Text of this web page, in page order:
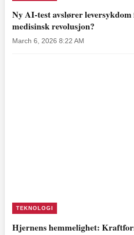
Ny AI-test avslører
medisinsk revolusjon?
March 6, 2026 8:22 AM
TEKNOLOGI
Hjernens hemmelighet: